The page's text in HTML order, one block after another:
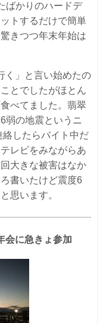
ばかりのハードデ
トするだけで簡単
きつつ年末年始は
く」と言い始めたの
とでしたがほとん
べてました。翡翠
弱の地震というニ
絡したらバイト中だ
レビをみながらあ
大きな被害はなか
書いたけど震度6
思います。
会に急きょ参加